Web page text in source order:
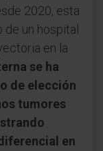
2020, esta
de un hospital
en la
se ha
de elección
tumores
en